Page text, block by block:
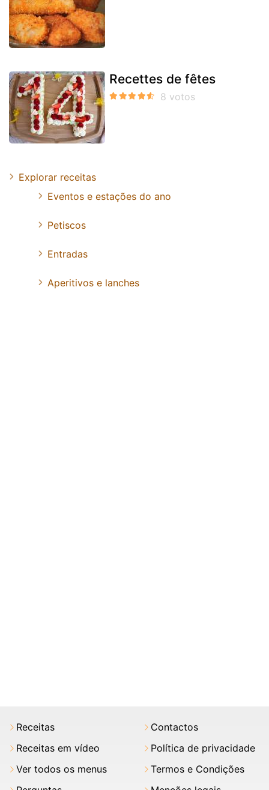
Recettes de fêtes
Explorar receitas
Eventos e estações do ano
Petiscos
Entradas
Aperitivos e lanches
Receitas
Receitas em vídeo
Ver todos os menus
Contactos
Política de privacidade
Termos e Condições